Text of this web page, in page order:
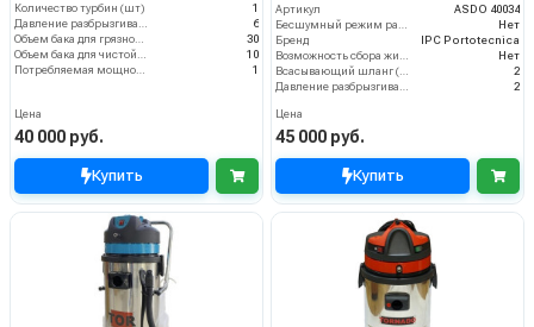
Количество турбин (шт)
1
6
30
10
1
Цена
40 000 руб.
Купить
Артикул
ASDO 40034
Нет
Бренд
IPC Portotecnica
Нет
2
2
Цена
45 000 руб.
Купить